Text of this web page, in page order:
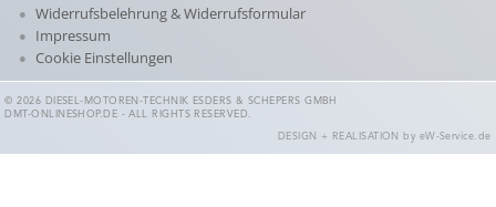
Widerrufsbelehrung & Widerrufsformular
Impressum
Cookie Einstellungen
© 2026 DIESEL-MOTOREN-TECHNIK ESDERS & SCHEPERS GMBH
DMT-ONLINESHOP.DE - ALL RIGHTS RESERVED.
DESIGN + REALISATION by eW-Service.de